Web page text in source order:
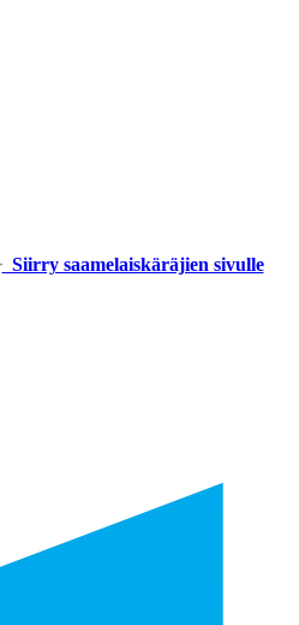
Siirry saamelaiskäräjien sivulle